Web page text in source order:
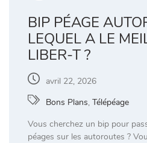
BIP PÉAGE
LEQUEL A LE
LIBER-T ?
avril 22, 2026
Bons Plans, Télépéage
Vous cherchez un bip pour
péages sur les autoroutes ?